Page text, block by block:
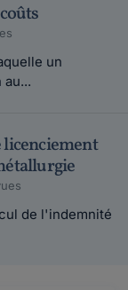
un
un
licenciement
de l'indemnité